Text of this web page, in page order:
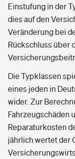
Einstufung in der
dies auf den
Veränderung bei
Rückschluss über
Die Typklassen
eines jeden in
wider. Zur
Fahrzeugschäden
Reparaturkosten
jährlich wertet der